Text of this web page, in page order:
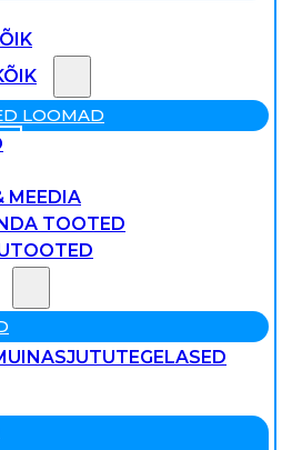
LOOMAD
MEEDIA
TOOTED